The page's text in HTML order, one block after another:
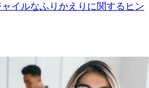
イルなふりかえりに関するヒン